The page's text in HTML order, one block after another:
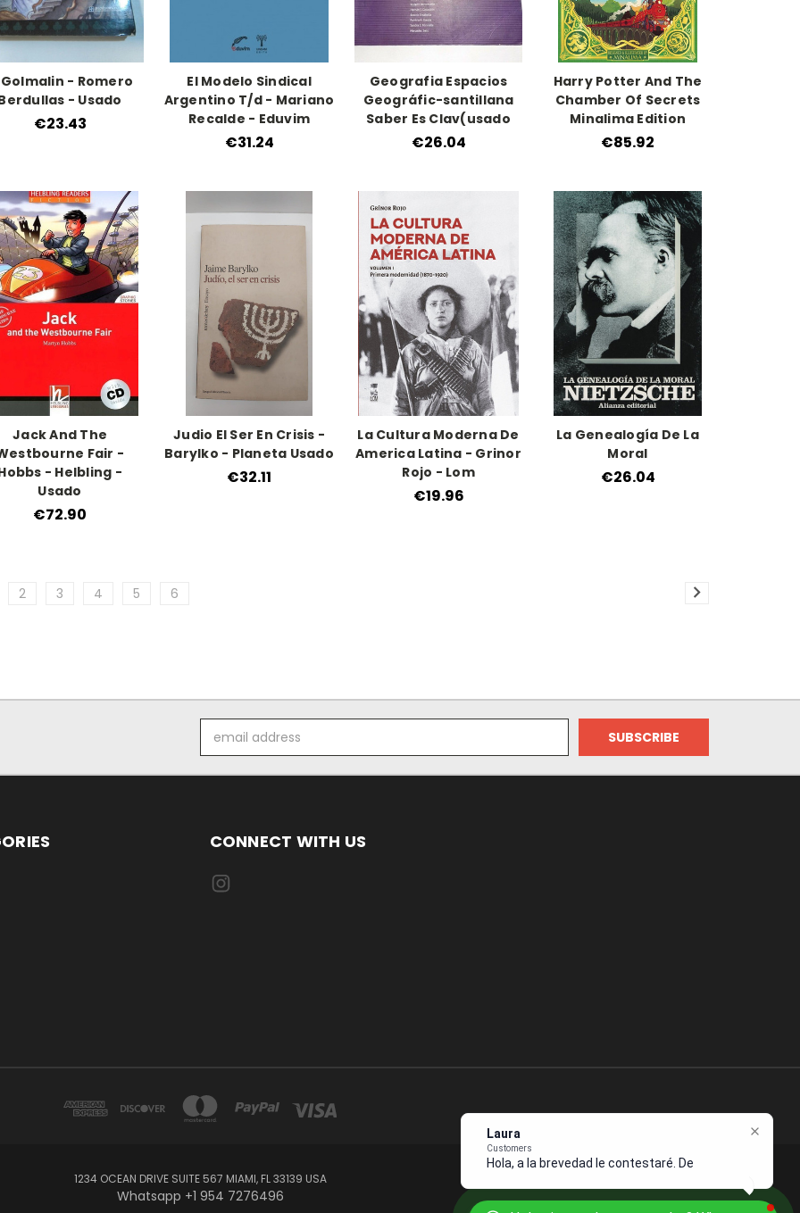
Golmalin - Romero
- Usado
€23.43
El Modelo Sindical
Argentino T/d - Mariano
Recalde - Eduvim
€31.24
Geografia Espacios
Geográfic-santillana
Saber Es Clav(usado
€26.04
Harry Potter And The
Chamber Of Secrets
Minalima Edition
€85.92
Jack And The
Fair -
- Helbling -
Usado
€72.90
Judio El Ser En Crisis -
Barylko - Planeta Usado
€32.11
La Cultura Moderna De
America Latina - Grinor
Rojo - Lom
€19.96
La Genealogía De La
Moral
€26.04
2 3 4 5 6
Address
CONNECT WITH US
1234 OCEAN DRIVE SUITE 567 MIAMI, FL 33139 USA
Whatsapp +1 954 7276496